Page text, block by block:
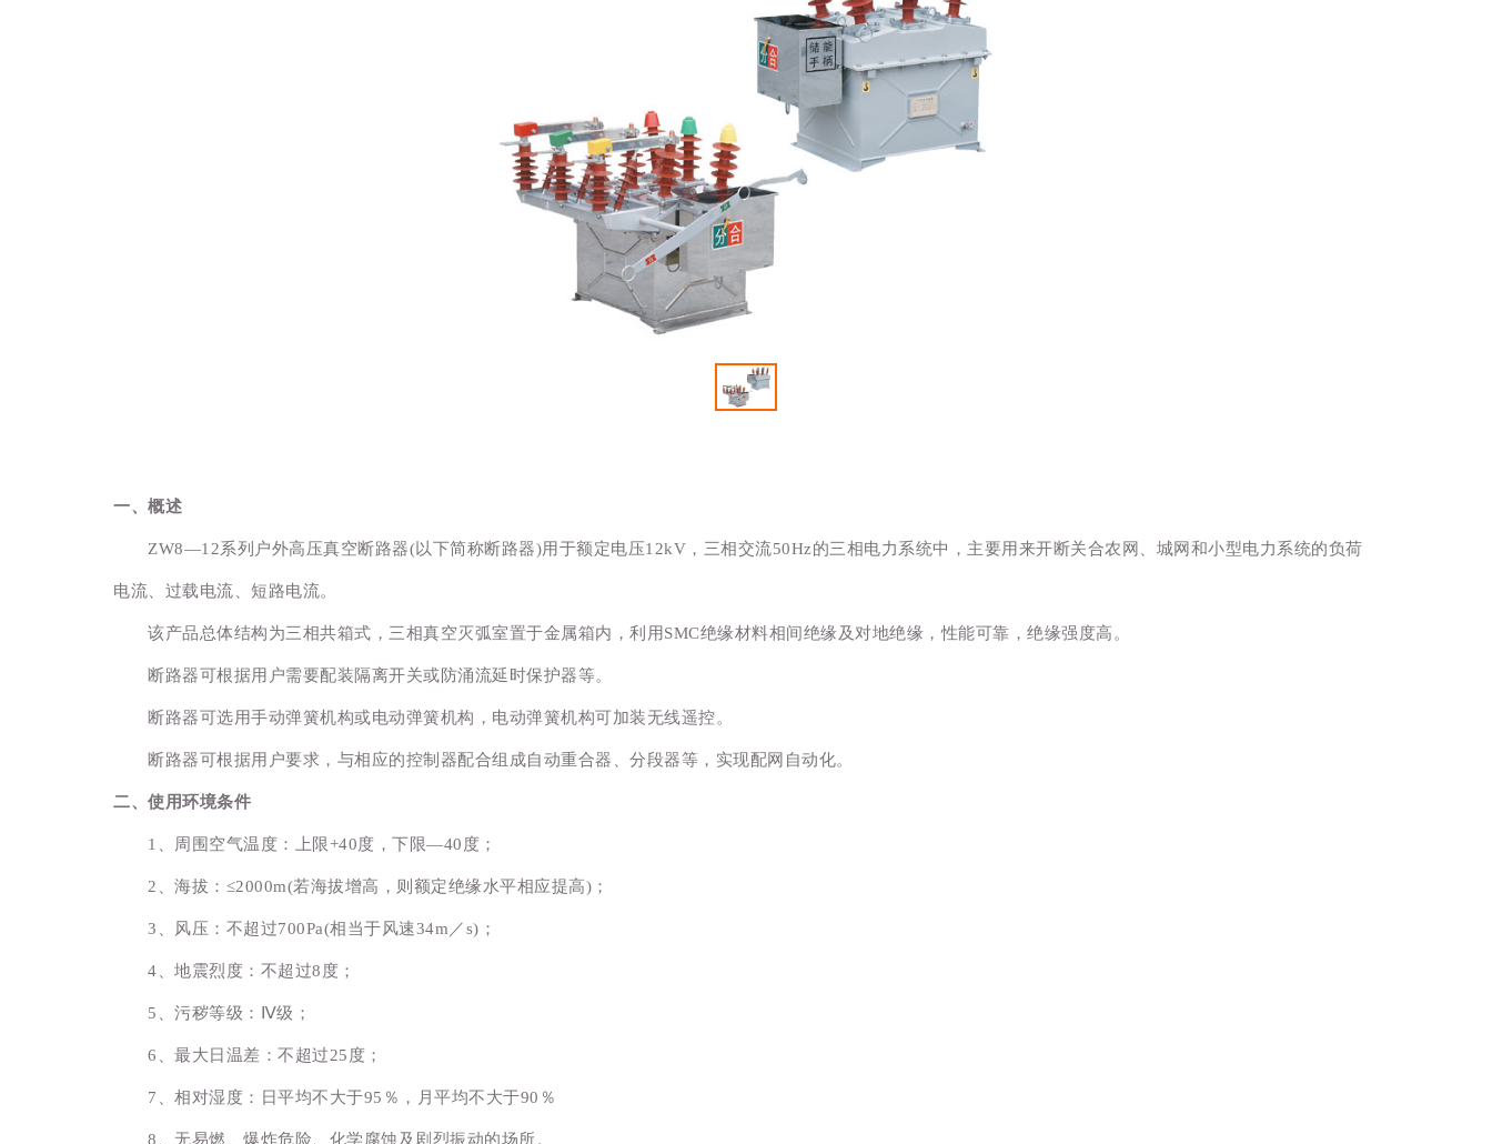
一、概述
ZW8—12系列户外高压真空断路器(以下简称断路器)用于额定电压12kV，三相交流50Hz的三相电力系统中，主要用来开断关合农网、城网和小型电力系统的负荷
电流、过载电流、短路电流。
该产品总体结构为三相共箱式，三相真空灭弧室置于金属箱内，利用SMC绝缘材料相间绝缘及对地绝缘，性能可靠，绝缘强度高。
断路器可根据用户需要配装隔离开关或防涌流延时保护器等。
断路器可选用手动弹簧机构或电动弹簧机构，电动弹簧机构可加装无线遥控。
断路器可根据用户要求，与相应的控制器配合组成自动重合器、分段器等，实现配网自动化。
二、使用环境条件
1、周围空气温度：上限+40度，下限—40度；
2、海拔：≤2000m(若海拔增高，则额定绝缘水平相应提高)；
3、风压：不超过700Pa(相当于风速34m／s)；
4、地震烈度：不超过8度；
5、污秽等级：Ⅳ级；
6、最大日温差：不超过25度；
7、相对湿度：日平均不大于95％，月平均不大于90％
8、无易燃、爆炸危险、化学腐蚀及剧烈振动的场所。